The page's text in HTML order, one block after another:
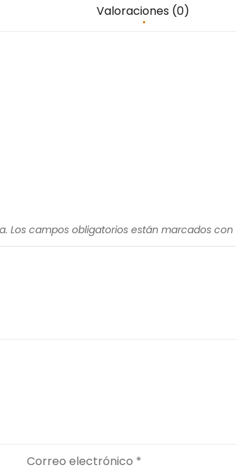
Valoraciones (0)
Los campos obligatorios están marcados con
Correo electrónico *